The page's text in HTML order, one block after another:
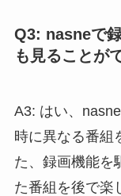
Q3: nasneで
も見ることが
A3: はい、
時に異なる番組
た、録画機能を
た番組を後で楽